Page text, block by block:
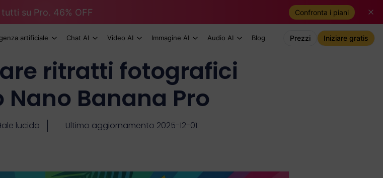
su Pro. 46% OFF Confronta i piani
artificiale Chat AI Video AI Immagine AI Audio AI Blog Prezzi Iniziare gratis
ritratti fotografici
Banana Pro
lucido Ultimo aggiornamento 2025-12-01